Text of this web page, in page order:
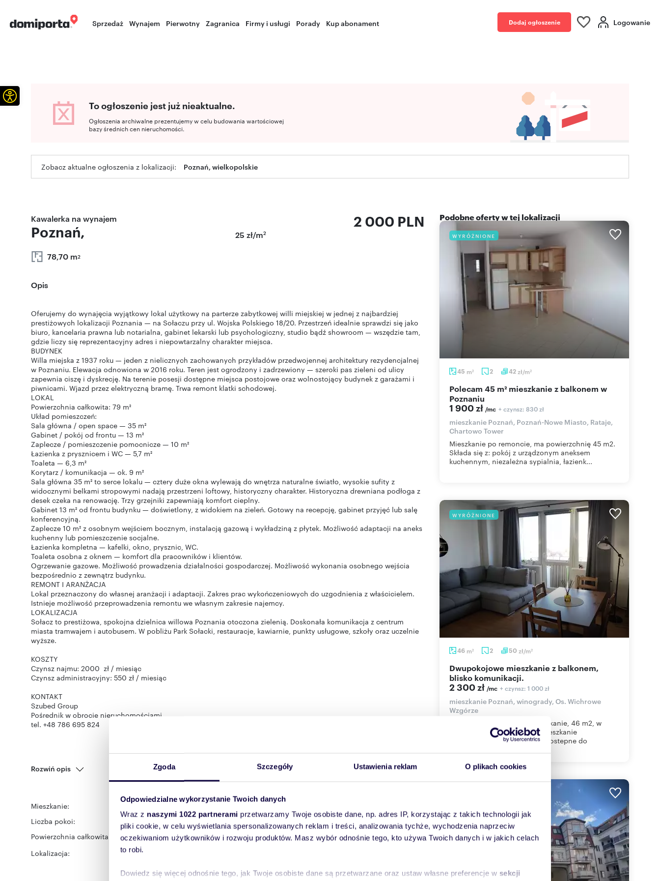
Zgoda Szczegóły Ustawienia reklam O plikach cookies
Odpowiedzialne wykorzystanie Twoich danych
Wraz z naszymi 1022 partnerami przetwarzamy Twoje osobiste dane, np. adres IP, korzystając z takich technologii jak
pliki cookie, w celu wyświetlania spersonalizowanych reklam i treści, analizowania tychże, wychodzenia naprzeciw
oczekiwaniom użytkowników i rozwoju produktów. Masz wybór odnośnie tego, kto używa Twoich danych i w jakich celach
to robi.
Dowiedz się więcej odnośnie tego, jak Twoje osobiste dane są przetwarzane oraz ustaw własne preferencje w sekcji
Sprzedaż Wynajem Pierwotny Zagranica Firmy i usługi Porady Kup abonament Dodaj ogłoszenie Logowanie
To ogłoszenie jest już nieaktualne.
Ogłoszenia archiwalne prezentujemy w celu budowania wartościowej
bazy średnich cen nieruchomości.
Zobacz aktualne ogłoszenia z lokalizacji: Poznań, wielkopolskie
Kawalerka na wynajem
Poznań,
78,70 m2
2 000 PLN
25 zł/m2
Opis
Oferujemy do wynajęcia wyjątkowy lokal użytkowy na parterze zabytkowej willi miejskiej w jednej z najbardziej
prestiżowych lokalizacji Poznania — na Sołaczu przy ul. Wojska Polskiego 18/20. Przestrzeń idealnie sprawdzi się jako
biuro, kancelaria prawna lub notarialna, gabinet lekarski lub psychologiczny, studio bądź showroom — wszędzie tam,
gdzie liczy się reprezentacyjny adres i niepowtarzalny charakter miejsca.
BUDYNEK
Willa miejska z 1937 roku — jeden z nielicznych zachowanych przykładów przedwojennej architektury rezydencjalnej
w Poznaniu. Elewacja odnowiona w 2016 roku. Teren jest ogrodzony i zadrzewiony — szeroki pas zieleni od ulicy
zapewnia ciszę i dyskrecję. Na terenie posesji dostępne miejsca postojowe oraz wolnostojący budynek z garażami i
piwnicami. Wjazd przez elektryczną bramę. Trwa remont klatki schodowej.
LOKAL
Powierzchnia całkowita: 79 m²
Układ pomieszczeń:
Sala główna / open space — 35 m²
Gabinet / pokój od frontu — 13 m²
Zaplecze / pomieszczenie pomocnicze — 10 m²
Łazienka z prysznicem i WC — 5,7 m²
Toaleta — 6,3 m²
Korytarz / komunikacja — ok. 9 m²
Sala główna 35 m² to serce lokalu — cztery duże okna wylewają do wnętrza naturalne światło, wysokie sufity z
widocznymi belkami stropowymi nadają przestrzeni loftowy, historyczny charakter. Historyczna drewniana podłoga z
desek czeka na renowację. Trzy grzejniki zapewniają komfort cieplny.
Gabinet 13 m² od frontu budynku — doświetlony, z widokiem na zieleń. Gotowy na recepcję, gabinet przyjęć lub salę
konferencyjną.
Zaplecze 10 m² z osobnym wejściem bocznym, instalacją gazową i wykładziną z płytek. Możliwość adaptacji na aneks
kuchenny lub pomieszczenie socjalne.
Łazienka kompletna — kafelki, okno, prysznic, WC.
Toaleta osobna z oknem — komfort dla pracowników i klientów.
Ogrzewanie gazowe. Możliwość prowadzenia działalności gospodarczej. Możliwość wykonania osobnego wejścia
bezpośrednio z zewnątrz budynku.
REMONT I ARANŻACJA
Lokal przeznaczony do własnej aranżacji i adaptacji. Zakres prac wykończeniowych do uzgodnienia z właścicielem.
Istnieje możliwość przeprowadzenia remontu we własnym zakresie najemcy.
LOKALIZACJA
Sołacz to prestiżowa, spokojna dzielnica willowa Poznania otoczona zielenią. Doskonała komunikacja z centrum
miasta tramwajem i autobusem. W pobliżu Park Sołacki, restauracje, kawiarnie, punkty usługowe, szkoły oraz uczelnie
wyższe.
KOSZTY
Czynsz najmu: 2000 zł / miesiąc
Czynsz administracyjny: 550 zł / miesiąc
KONTAKT
Szubed Group
Pośrednik w obrocie nieruchomościami
tel. +48 786 695 824
Rozwiń opis
Mieszkanie:
Liczba pokoi:
Powierzchnia całkowita: 78,70 m2
Lokalizacja: województwo:
Podobne oferty w tej lokalizacji
WYRÓŻNIONE
45 m2 2 42zł/m2
Polecam 45 m² mieszkanie z balkonem w
Poznaniu
1 900 zł /mc + czynsz: 830 zł
mieszkanie Poznań, Poznań-Nowe Miasto, Rataje,
Chartowo Tower
Mieszkanie po remoncie, ma powierzchnię 45 m2.
Składa się z: pokój z urządzonym aneksem
kuchennym, niezależna sypialnia, łazienk...
WYRÓŻNIONE
46 m2 2 50 zł/m2
Dwupokojowe mieszkanie z balkonem,
blisko komunikacji.
2 300 zł /mc + czynsz: 1 000 zł
mieszkanie Poznań, winogrady, Os. Wichrowe
Wzgórze
Wynajmę dwupokojowe mieszkanie, 46 m2, w
Poznaniu na Winogradach. Mieszkanie
umeblowane, od 15.08.2026 dostepne do
Otwórz pasek narzędzi